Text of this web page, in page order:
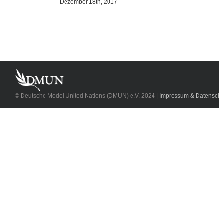
Dezember 18th, 2017
© Deutsche Model United Nations (DMUN) e.V. 2024 | Impressum &